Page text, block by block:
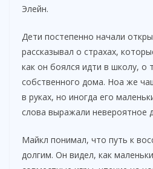
d
e
o
Элейн.
Дети постепенно начали
рассказывал о страхах,
как он боялся идти в школу, о
собственного дома. Ноа же
в руках, но иногда его
слова выражали невероятное
Майкл понимал, что путь к
долгим. Он видел, как